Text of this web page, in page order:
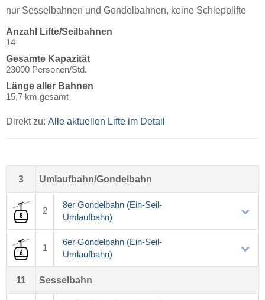
nur Sesselbahnen und Gondelbahnen, keine Schlepplifte
Anzahl Lifte/Seilbahnen
14
Gesamte Kapazität
23000 Personen/Std.
Länge aller Bahnen
15,7 km gesamt
Direkt zu: Alle aktuellen Lifte im Detail
3 Umlaufbahn/Gondelbahn
2
8er Gondelbahn (Ein-Seil-
Umlaufbahn)
1
6er Gondelbahn (Ein-Seil-
Umlaufbahn)
11 Sesselbahn